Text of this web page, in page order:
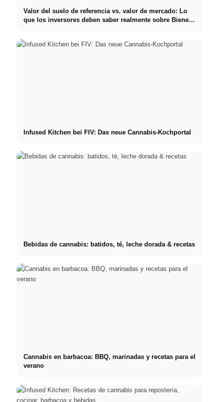
Valor del suelo de referencia vs. valor de mercado: Lo
que los inversores deben saber realmente sobre Bienes
Infused Kitchen bei FIV: Das neue Cannabis-Kochportal
Bebidas de cannabis: batidos, té, leche dorada & recetas
Cannabis en barbacoa: BBQ, marinadas y recetas para el
verano